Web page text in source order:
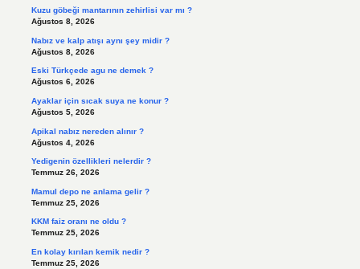
Kuzu göbeği mantarının zehirlisi var mı ?
Ağustos 8, 2026
Nabız ve kalp atışı aynı şey midir ?
Ağustos 8, 2026
Eski Türkçede agu ne demek ?
Ağustos 6, 2026
Ayaklar için sıcak suya ne konur ?
Ağustos 5, 2026
Apikal nabız nereden alınır ?
Ağustos 4, 2026
Yedigenin özellikleri nelerdir ?
Temmuz 26, 2026
Mamul depo ne anlama gelir ?
Temmuz 25, 2026
KKM faiz oranı ne oldu ?
Temmuz 25, 2026
En kolay kırılan kemik nedir ?
Temmuz 25, 2026